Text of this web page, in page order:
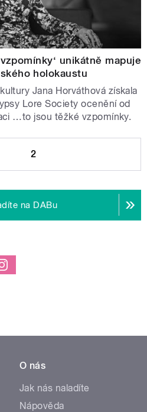
unikátně mapuje
holokaustu
Jana Horváthová získala
Lore Society ocenění od
…to jsou těžké vzpomínky.
2
na DABu
O nás
Jak nás naladíte
Nápověda